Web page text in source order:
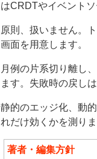
はCRDTやイベント
原則、扱いません。
画面を用意します。
月例の片系切り離し
ます。失敗時の戻し
静的のエッジ化、動
れだけ効くかを測りま
著者・編集方針